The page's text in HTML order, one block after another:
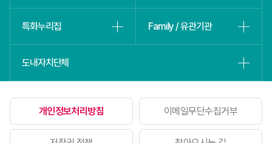
특화누리집 Family / 유관기관
도내자치단체
개인정보처리방침 이메일무단수집거부